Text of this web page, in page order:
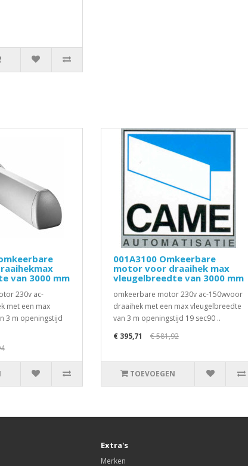
van 3000 mm
230v ac-
met een max
3 m openingstijd
001A3100 Omkeerbare
motor voor draaihek max
vleugelbreedte van 3000 mm
omkeerbare motor 230v ac-150wvoor
draaihek met een max vleugelbreedte
van 3 m openingstijd 19 sec90 ..
€ 395,71
€ 581,92
TOEVOEGEN
Extra's
Merken